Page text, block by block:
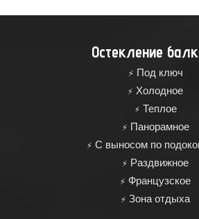
Остекление
Под ключ
Холодное
Теплое
Панорамное
С выносом по
Раздвижное
Французское
Зона отдыха